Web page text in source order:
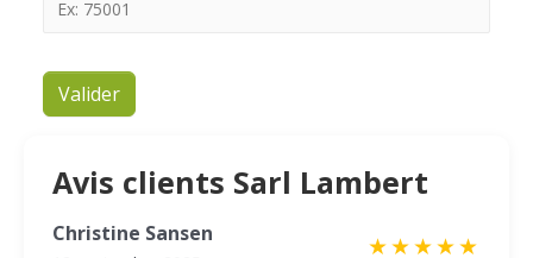
Valider
Avis clients Sarl Lambert
Christine Sansen ★★★★★